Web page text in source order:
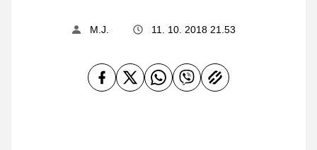
M.J. 11. 10. 2018 21.53